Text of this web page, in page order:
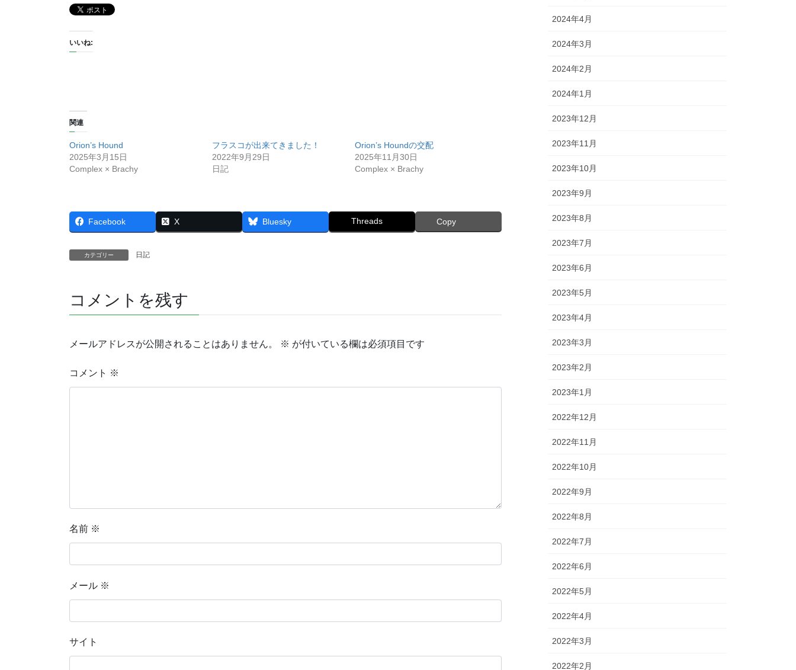
いいね:
関連
Orion’s Hound
2025年3月15日
Complex × Brachy
フラスコが出来てきました！
2022年9月29日
日記
Orion’s Houndの交配
2025年11月30日
Complex × Brachy
Facebook X Bluesky Threads Copy
カテゴリー 日記
コメントを残す
メールアドレスが公開されることはありません。 ※ が付いている欄は必須項目です
コメント ※
名前 ※
メール ※
サイト
2024年4月
2024年3月
2024年2月
2024年1月
2023年12月
2023年11月
2023年10月
2023年9月
2023年8月
2023年7月
2023年6月
2023年5月
2023年4月
2023年3月
2023年2月
2023年1月
2022年12月
2022年11月
2022年10月
2022年9月
2022年8月
2022年7月
2022年6月
2022年5月
2022年4月
2022年3月
2022年2月